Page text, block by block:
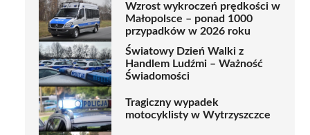
Wzrost wykroczeń prędkości w
Małopolsce – ponad 1000
przypadków w 2026 roku
Światowy Dzień Walki z
Handlem Ludźmi – Ważność
Świadomości
Tragiczny wypadek
motocyklisty w Wytrzyszczce